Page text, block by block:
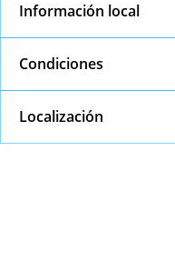
Información local
Condiciones
Localización